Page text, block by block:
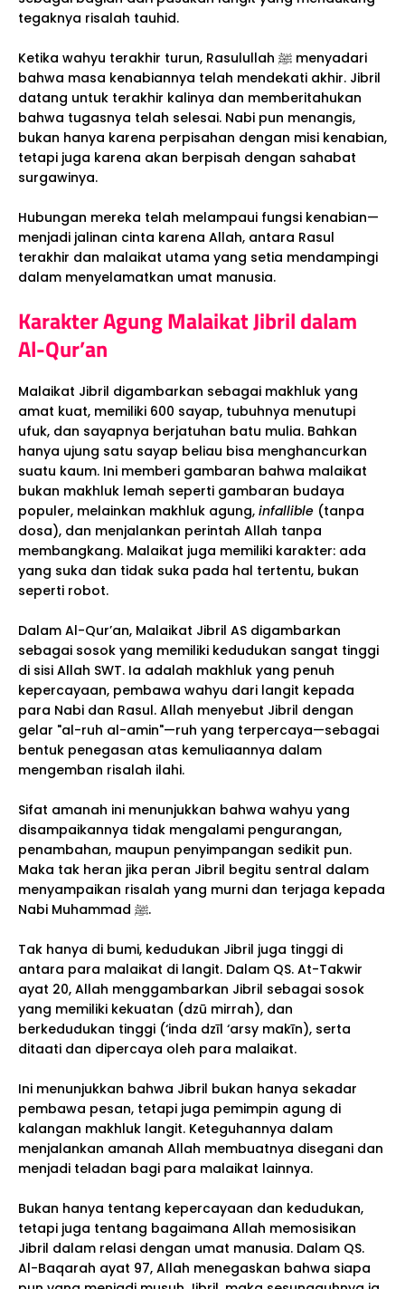
tegaknya risalah tauhid.
Ketika wahyu terakhir turun, Rasulullah ﷺ menyadari
bahwa masa kenabiannya telah mendekati akhir. Jibril
datang untuk terakhir kalinya dan memberitahukan
bahwa tugasnya telah selesai. Nabi pun menangis,
bukan hanya karena perpisahan dengan misi kenabian,
tetapi juga karena akan berpisah dengan sahabat
surgawinya.
Hubungan mereka telah melampaui fungsi kenabian—
menjadi jalinan cinta karena Allah, antara Rasul
terakhir dan malaikat utama yang setia mendampingi
dalam menyelamatkan umat manusia.
Karakter Agung Malaikat Jibril dalam
Al-Qur’an
Malaikat Jibril digambarkan sebagai makhluk yang
amat kuat, memiliki 600 sayap, tubuhnya menutupi
ufuk, dan sayapnya berjatuhan batu mulia. Bahkan
hanya ujung satu sayap beliau bisa menghancurkan
suatu kaum. Ini memberi gambaran bahwa malaikat
bukan makhluk lemah seperti gambaran budaya
populer, melainkan makhluk agung, infallible (tanpa
dosa), dan menjalankan perintah Allah tanpa
membangkang. Malaikat juga memiliki karakter: ada
yang suka dan tidak suka pada hal tertentu, bukan
seperti robot.
Dalam Al-Qur’an, Malaikat Jibril AS digambarkan
sebagai sosok yang memiliki kedudukan sangat tinggi
di sisi Allah SWT. Ia adalah makhluk yang penuh
kepercayaan, pembawa wahyu dari langit kepada
para Nabi dan Rasul. Allah menyebut Jibril dengan
gelar "al-ruh al-amin"—ruh yang terpercaya—sebagai
bentuk penegasan atas kemuliaannya dalam
mengemban risalah ilahi.
Sifat amanah ini menunjukkan bahwa wahyu yang
disampaikannya tidak mengalami pengurangan,
penambahan, maupun penyimpangan sedikit pun.
Maka tak heran jika peran Jibril begitu sentral dalam
menyampaikan risalah yang murni dan terjaga kepada
Nabi Muhammad ﷺ.
Tak hanya di bumi, kedudukan Jibril juga tinggi di
antara para malaikat di langit. Dalam QS. At-Takwir
ayat 20, Allah menggambarkan Jibril sebagai sosok
yang memiliki kekuatan (dzū mirrah), dan
berkedudukan tinggi (‘inda dzīl ‘arsy makīn), serta
ditaati dan dipercaya oleh para malaikat.
Ini menunjukkan bahwa Jibril bukan hanya sekadar
pembawa pesan, tetapi juga pemimpin agung di
kalangan makhluk langit. Keteguhannya dalam
menjalankan amanah Allah membuatnya disegani dan
menjadi teladan bagi para malaikat lainnya.
Bukan hanya tentang kepercayaan dan kedudukan,
tetapi juga tentang bagaimana Allah memosisikan
Jibril dalam relasi dengan umat manusia. Dalam QS.
Al-Baqarah ayat 97, Allah menegaskan bahwa siapa